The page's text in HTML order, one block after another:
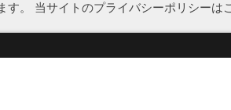
す。 当サイトのプライバシーポリシーは